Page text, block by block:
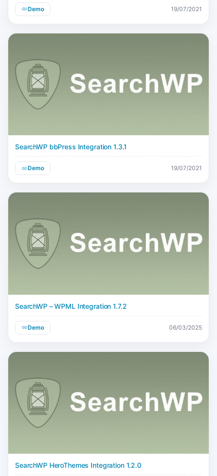
Demo 19/07/2021
SearchWP bbPress Integration 1.3.1
Demo 19/07/2021
SearchWP – WPML Integration 1.7.2
Demo 06/03/2025
SearchWP HeroThemes Integration 1.2.0